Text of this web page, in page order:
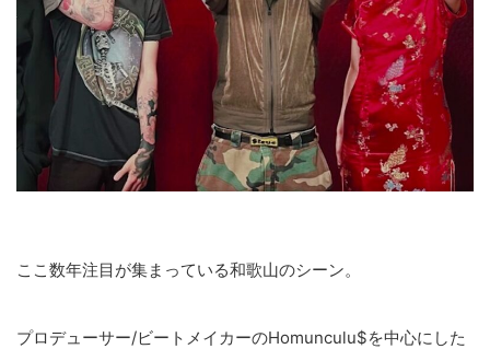
ここ数年注目が集まっている和歌山のシーン。
プロデューサー/ビートメイカーのHomunculu$を中心にした